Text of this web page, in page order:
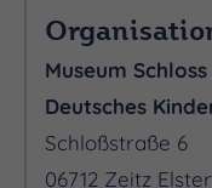
Museum
Deutsches
Schloßstraße 6
06712 Zeitz Elster